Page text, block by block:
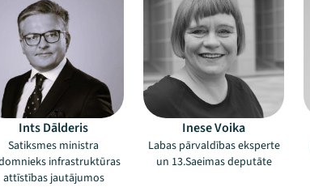
Ints Dālderis
Satiksmes ministra
infrastruktūras
attīstības jautājumos
Inese Voika
Labas pārvaldības eksperte
un 13.Saeimas deputāte